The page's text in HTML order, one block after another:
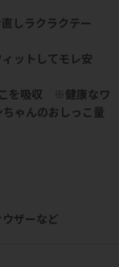
しラクラクテー
ットしてモレ安
こを吸収 ※健康なワ
ゃんのおしっこ量
ザーなど